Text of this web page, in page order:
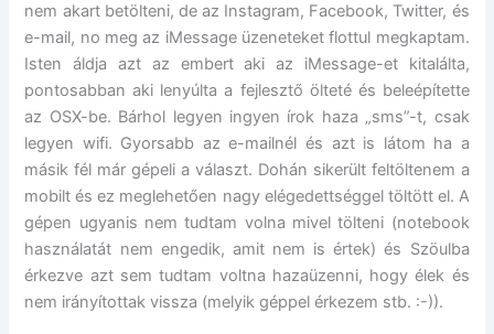
nem akart betölteni, de az Instagram, Facebook, Twitter, és
e-mail, no meg az iMessage üzeneteket flottul megkaptam.
Isten áldja azt az embert aki az iMessage-et kitalálta,
pontosabban aki lenyúlta a fejlesztő ölteté és beleépítette
az OSX-be. Bárhol legyen ingyen írok haza „sms”-t, csak
legyen wifi. Gyorsabb az e-mailnél és azt is látom ha a
másik fél már gépeli a választ. Dohán sikerült feltöltenem a
mobilt és ez meglehetően nagy elégedettséggel töltött el. A
gépen ugyanis nem tudtam volna mivel tölteni (notebook
használatát nem engedik, amit nem is értek) és Szöulba
érkezve azt sem tudtam voltna hazaüzenni, hogy élek és
nem irányítottak vissza (melyik géppel érkezem stb. :-)).